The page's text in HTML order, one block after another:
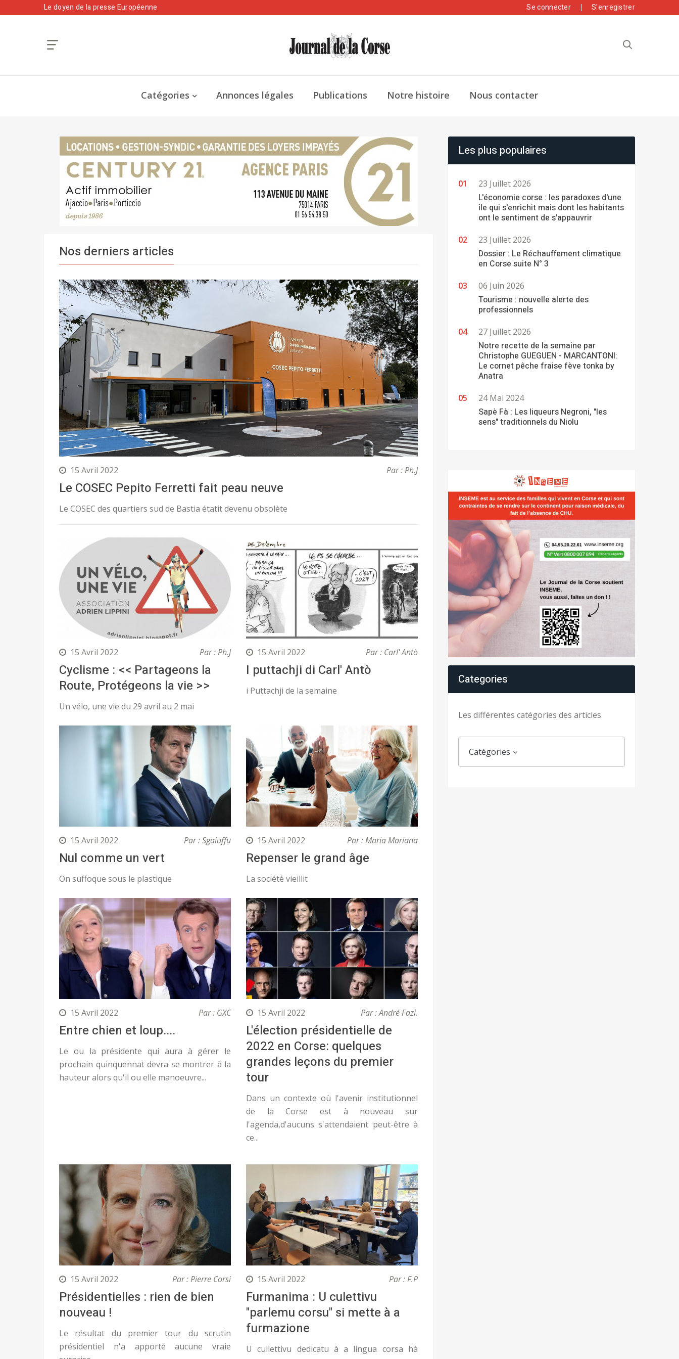
Le doyen de la presse Européenne Se connecter S'enregistrer
Catégories Annonces légales Publications Notre histoire Nous contacter
Nos derniers articles
15 Avril 2022 Par : Ph.J
Le COSEC Pepito Ferretti fait peau neuve
Le COSEC des quartiers sud de Bastia étatit devenu obsolète
15 Avril 2022 Par : Ph.J
Cyclisme : << Partageons la
Route, Protégeons la vie >>
Un vélo, une vie du 29 avril au 2 mai
15 Avril 2022 Par : Carl' Antò
I puttachji di Carl' Antò
i Puttachji de la semaine
15 Avril 2022 Par : Sgaiuffu
Nul comme un vert
On suffoque sous le plastique
15 Avril 2022 Par : Maria Mariana
Repenser le grand âge
La société vieillit
15 Avril 2022 Par : GXC
Entre chien et loup....
Le ou la présidente qui aura à gérer le
prochain quinquennat devra se montrer à la
hauteur alors qu'il ou elle manoeuvre...
15 Avril 2022 Par : André Fazi.
L'élection présidentielle de
2022 en Corse: quelques
grandes leçons du premier
tour
Dans un contexte où l'avenir institutionnel
de la Corse est à nouveau sur
l'agenda,d'aucuns s'attendaient peut-être à
ce...
15 Avril 2022 Par : Pierre Corsi
Présidentielles : rien de bien
nouveau !
Le résultat du premier tour du scrutin
présidentiel n'a apporté aucune vraie
15 Avril 2022 Par : F.P
Furmanima : U culettivu
"parlemu corsu" si mette à a
furmazione
U cullettivu dedicatu à a lingua corsa hà
Les plus populaires
23 Juillet 2026
L'économie corse : les paradoxes d'une
île qui s'enrichit mais dont les habitants
ont le sentiment de s'appauvrir
23 Juillet 2026
Dossier : Le Réchauffement climatique
en Corse suite N° 3
06 Juin 2026
Tourisme : nouvelle alerte des
professionnels
27 Juillet 2026
Notre recette de la semaine par
Christophe GUEGUEN - MARCANTONI:
Le cornet pêche fraise fève tonka by
Anatra
24 Mai 2024
Sapè Fà : Les liqueurs Negroni, "les
sens" traditionnels du Niolu
Categories
Les différentes catégories des articles
Catégories